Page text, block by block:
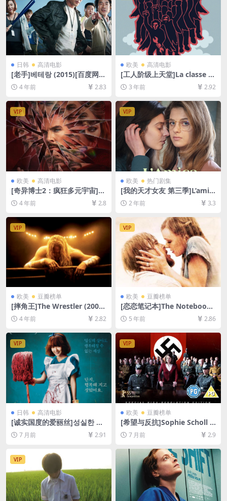
日韩 高清电影
[老手]베테랑 (2015)[百度网盘
+迅雷云盘资源1080P超清未
删减][MP4/7.5GB][韩语中字]
4 年前 2.83
欧美 高清电影
[工人阶级上天堂]La classe o
peraia va in paradiso (197
1)[百度网盘+迅雷云盘资源10
80P超清未删减][MP4/7GB]
[中文字幕]
3 年前 2.92
VIP
欧美 高清电影
[奇异博士2：疯狂多元宇宙]D
octor Strange in the Multiv
erse of Madness (2022)[百
超清未删减][MP4/8GB][中英
字幕]
4 年前 2.8
VIP
欧美 热门剧集
[我的天才女友 第三季]L’amic
a geniale Season 3 (2022)
[百度网盘+夸克网盘1080P超
下载][MP4/30GB][中英字幕]
2 年前 3.3
VIP
欧美 豆瓣榜单
[摔角王]The Wrestler (2008)
[百度网盘+迅雷云盘资源1080
P超清未删减][MP4/7GB][中
英字幕]
4 年前 2.82
VIP
欧美 豆瓣榜单
[恋恋笔记本]The Notebook
(2004)[百度网盘+迅雷云盘资
源1080P超清][MP4/8.0GB]
[中英字幕]
5 年前 2.86
VIP
日韩 高清电影
[诚实国度的爱丽丝]성실한 나
라의 앨리스 (2015)[百度网盘
+夸克网盘1080P超清未删减
4/4.5GB][中文字幕]
7 月前 2.91
VIP
欧美 豆瓣榜单
[希望与反抗]Sophie Scholl –
Die letzten Tage (2005)[百
度网盘+夸克网盘1080P超清
未删减资源][网盘在线播放/下
载][MP4/8GB][中文字幕]
7 月前 2.9
VIP